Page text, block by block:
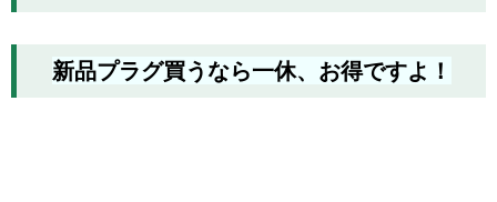
新品プラグ買うなら一休、お得ですよ！